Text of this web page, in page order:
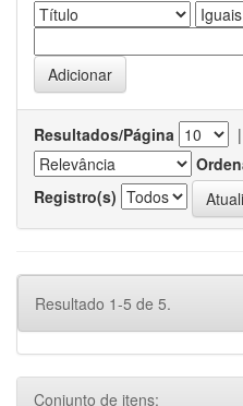
Resultados/Página |
Registro(s)
Resultado 1-5 de 5.
Conjunto de itens: